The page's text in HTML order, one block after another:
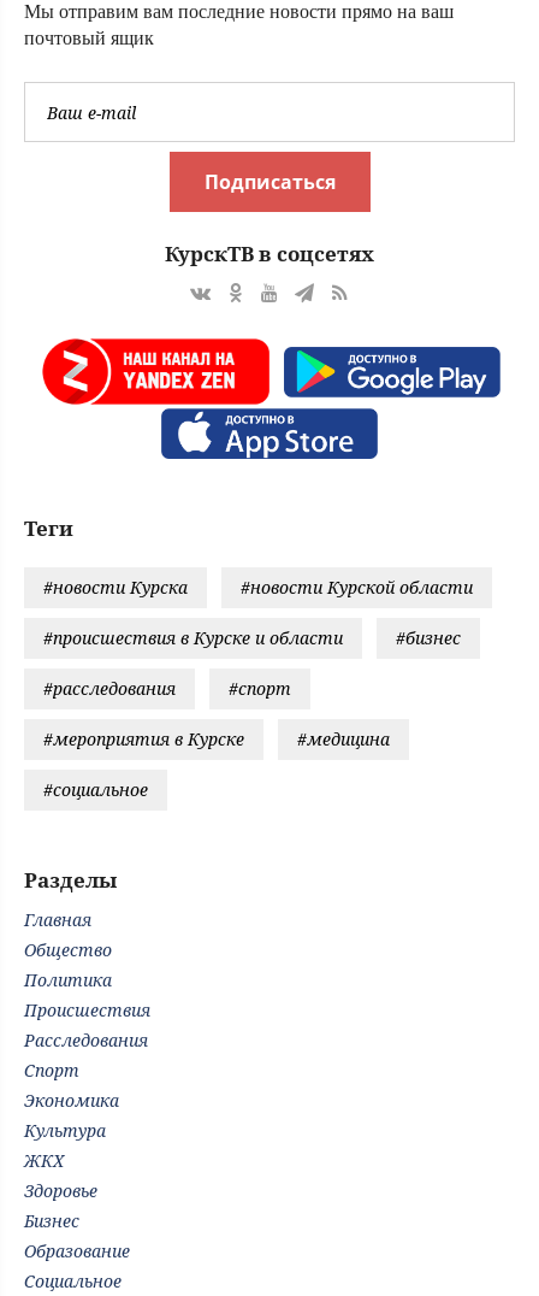
Мы отправим вам последние новости прямо на ваш
почтовый ящик
Подписаться
КурскТВ в соцсетях
Теги
#новости Курска #новости Курской области
#происшествия в Курске и области #бизнес
#расследования #спорт
#мероприятия в Курске #медицина
#социальное
Разделы
Главная
Общество
Политика
Происшествия
Расследования
Спорт
Экономика
Культура
ЖКХ
Здоровье
Бизнес
Образование
Социальное